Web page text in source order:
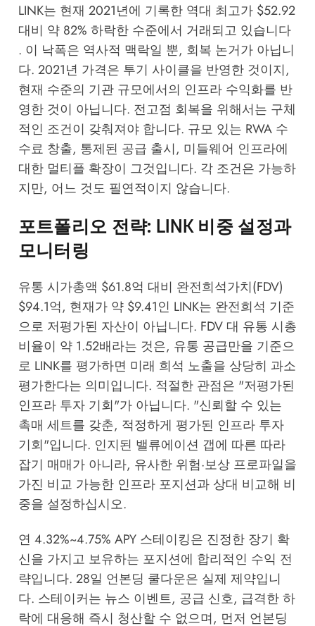
LINK는 현재 2021년에 기록한 역대 최고가 $52.92
대비 약 82% 하락한 수준에서 거래되고 있습니다
. 이 낙폭은 역사적 맥락일 뿐, 회복 논거가 아닙니
다. 2021년 가격은 투기 사이클을 반영한 것이지,
현재 수준의 기관 규모에서의 인프라 수익화를 반
영한 것이 아닙니다. 전고점 회복을 위해서는 구체
적인 조건이 갖춰져야 합니다. 규모 있는 RWA 수
수료 창출, 통제된 공급 출시, 미들웨어 인프라에
대한 멀티플 확장이 그것입니다. 각 조건은 가능하
지만, 어느 것도 필연적이지 않습니다.
포트폴리오 전략: LINK 비중 설정과
모니터링
유통 시가총액 $61.8억 대비 완전희석가치(FDV)
$94.1억, 현재가 약 $9.41인 LINK는 완전희석 기준
으로 저평가된 자산이 아닙니다. FDV 대 유통 시총
비율이 약 1.52배라는 것은, 유통 공급만을 기준으
로 LINK를 평가하면 미래 희석 노출을 상당히 과소
평가한다는 의미입니다. 적절한 관점은 "저평가된
인프라 투자 기회"가 아닙니다. "신뢰할 수 있는
촉매 세트를 갖춘, 적정하게 평가된 인프라 투자
기회"입니다. 인지된 밸류에이션 갭에 따른 따라
잡기 매매가 아니라, 유사한 위험·보상 프로파일을
가진 비교 가능한 인프라 포지션과 상대 비교해 비
중을 설정하십시오.
연 4.32%~4.75% APY 스테이킹은 진정한 장기 확
신을 가지고 보유하는 포지션에 합리적인 수익 전
략입니다. 28일 언본딩 쿨다운은 실제 제약입니
다. 스테이커는 뉴스 이벤트, 공급 신호, 급격한 하
락에 대응해 즉시 청산할 수 없으며, 먼저 언본딩